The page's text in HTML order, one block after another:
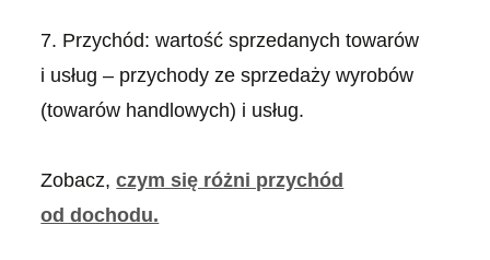
7. Przychód: wartość sprzedanych towarów
i usług – przychody ze sprzedaży wyrobów
(towarów handlowych) i usług.
Zobacz,czym się różni przychód
od dochodu.